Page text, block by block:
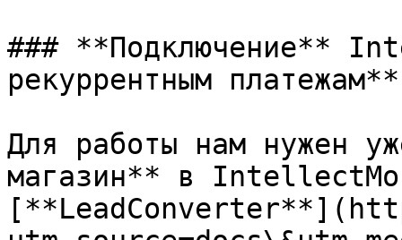
### **Подключение**
рекуррентным платежам**
Для работы нам нужен
магазин** в